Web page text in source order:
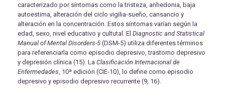
caracterizado por síntomas como la tristeza, anhedonia, baja
autoestima, alteración del ciclo vigilia-sueño, cansancio y
alteración en la concentración. Estos síntomas varían según la
edad, sexo, nivel educativo y cultutal. El Diagnostic and Statistical
Manual of Mental Disorders-5 (DSM-5) utiliza diferentes términos
para referenciarla como episodio depresivo, trastorno depresivo
y depresión clínica (15). La Clasificación Internacional de
Enfermedades, 10ª edición (CIE-10), lo define como episodio
depresivo y episodio depresivo recurrente (9, 16).